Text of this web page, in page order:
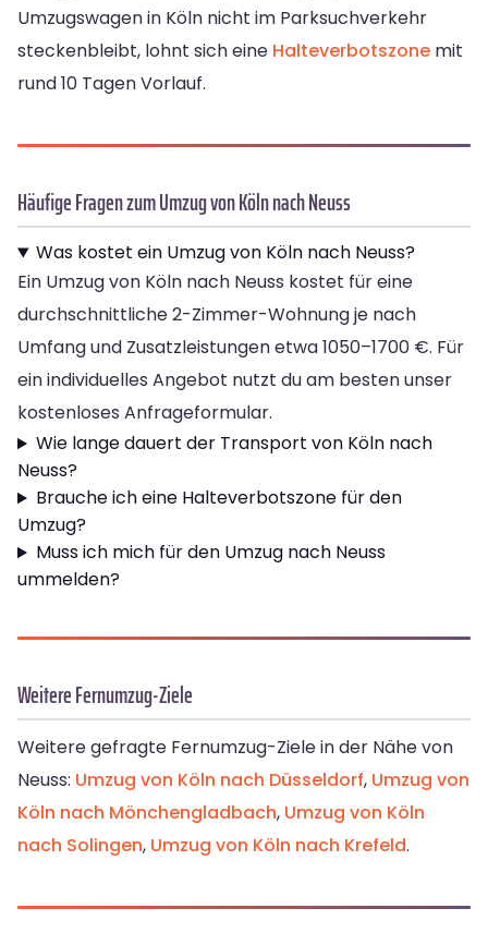
Umzugswagen in Köln nicht im Parksuchverkehr
steckenbleibt, lohnt sich eine Halteverbotszone mit
rund 10 Tagen Vorlauf.
Häufige Fragen zum Umzug von Köln nach Neuss
Was kostet ein Umzug von Köln nach Neuss?
Ein Umzug von Köln nach Neuss kostet für eine
durchschnittliche 2-Zimmer-Wohnung je nach
Umfang und Zusatzleistungen etwa 1050–1700 €. Für
ein individuelles Angebot nutzt du am besten unser
kostenloses Anfrageformular.
Wie lange dauert der Transport von Köln nach
Neuss?
Brauche ich eine Halteverbotszone für den
Umzug?
Muss ich mich für den Umzug nach Neuss
ummelden?
Weitere Fernumzug-Ziele
Weitere gefragte Fernumzug-Ziele in der Nähe von
Neuss: Umzug von Köln nach Düsseldorf, Umzug von
Köln nach Mönchengladbach, Umzug von Köln
nach Solingen, Umzug von Köln nach Krefeld.